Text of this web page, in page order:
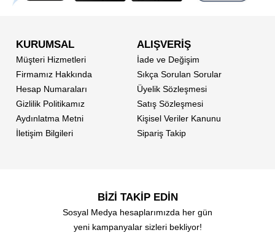
KURUMSAL
Müşteri Hizmetleri
Firmamız Hakkında
Hesap Numaraları
Gizlilik Politikamız
Aydınlatma Metni
İletişim Bilgileri
ALIŞVERİŞ
İade ve Değişim
Sıkça Sorulan Sorular
Üyelik Sözleşmesi
Satış Sözleşmesi
Kişisel Veriler Kanunu
Sipariş Takip
BİZİ TAKİP EDİN
Sosyal Medya hesaplarımızda her gün
yeni kampanyalar sizleri bekliyor!